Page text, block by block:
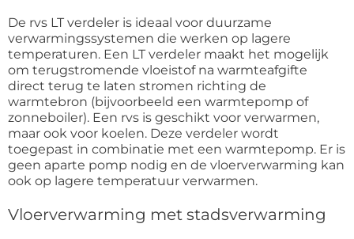
De rvs LT verdeler is ideaal voor duurzame
verwarmingssystemen die werken op lagere
temperaturen. Een LT verdeler maakt het mogelijk
om terugstromende vloeistof na warmteafgifte
direct terug te laten stromen richting de
warmtebron (bijvoorbeeld een warmtepomp of
zonneboiler). Een rvs is geschikt voor verwarmen,
maar ook voor koelen. Deze verdeler wordt
toegepast in combinatie met een warmtepomp. Er is
geen aparte pomp nodig en de vloerverwarming kan
ook op lagere temperatuur verwarmen.
Vloerverwarming met stadsverwarming